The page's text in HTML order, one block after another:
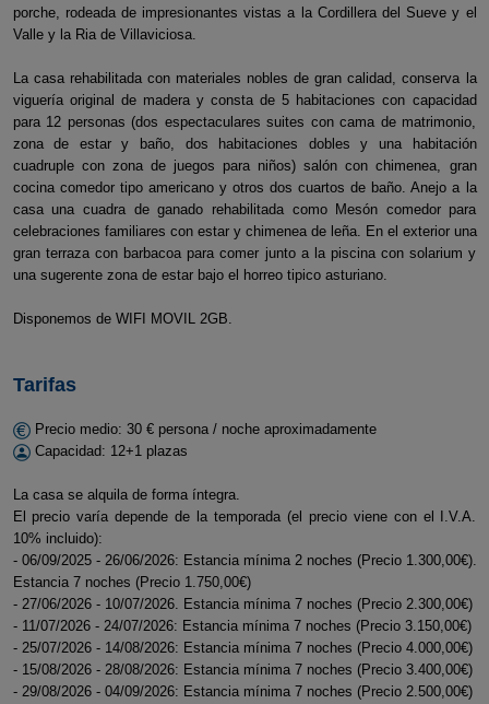
porche, rodeada de impresionantes vistas a la Cordillera del Sueve y el
Valle y la Ria de Villaviciosa.
La casa rehabilitada con materiales nobles de gran calidad, conserva la
viguería original de madera y consta de 5 habitaciones con capacidad
para 12 personas (dos espectaculares suites con cama de matrimonio,
zona de estar y baño, dos habitaciones dobles y una habitación
cuadruple con zona de juegos para niños) salón con chimenea, gran
cocina comedor tipo americano y otros dos cuartos de baño. Anejo a la
casa una cuadra de ganado rehabilitada como Mesón comedor para
celebraciones familiares con estar y chimenea de leña. En el exterior una
gran terraza con barbacoa para comer junto a la piscina con solarium y
una sugerente zona de estar bajo el horreo tipico asturiano.
Disponemos de WIFI MOVIL 2GB.
Tarifas
Precio medio: 30 € persona / noche aproximadamente
Capacidad: 12+1 plazas
La casa se alquila de forma íntegra.
El precio varía depende de la temporada (el precio viene con el I.V.A.
10% incluido):
- 06/09/2025 - 26/06/2026: Estancia mínima 2 noches (Precio 1.300,00€).
Estancia 7 noches (Precio 1.750,00€)
- 27/06/2026 - 10/07/2026. Estancia mínima 7 noches (Precio 2.300,00€)
- 11/07/2026 - 24/07/2026: Estancia mínima 7 noches (Precio 3.150,00€)
- 25/07/2026 - 14/08/2026: Estancia mínima 7 noches (Precio 4.000,00€)
- 15/08/2026 - 28/08/2026: Estancia mínima 7 noches (Precio 3.400,00€)
- 29/08/2026 - 04/09/2026: Estancia mínima 7 noches (Precio 2.500,00€)